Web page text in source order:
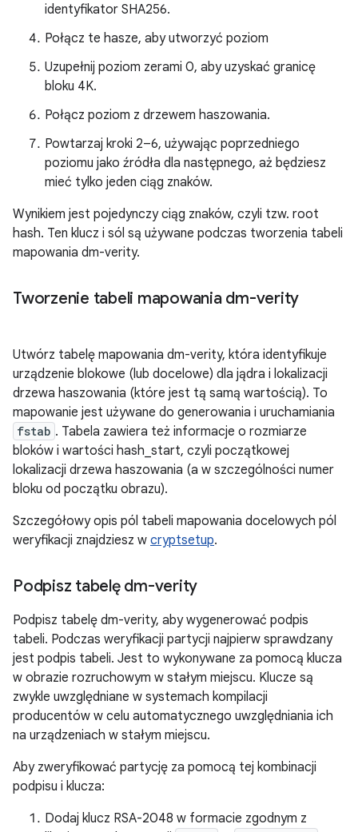
identyfikator SHA256.
Połącz te hasze, aby utworzyć poziom
Uzupełnij poziom zerami 0, aby uzyskać granicę
bloku 4K.
Połącz poziom z drzewem haszowania.
Powtarzaj kroki 2–6, używając poprzedniego
poziomu jako źródła dla następnego, aż będziesz
mieć tylko jeden ciąg znaków.
Wynikiem jest pojedynczy ciąg znaków, czyli tzw. root
hash. Ten klucz i sól są używane podczas tworzenia tabeli
mapowania dm-verity.
Tworzenie tabeli mapowania dm-verity
Utwórz tabelę mapowania dm-verity, która identyfikuje
urządzenie blokowe (lub docelowe) dla jądra i lokalizacji
drzewa haszowania (które jest tą samą wartością). To
mapowanie jest używane do generowania i uruchamiania
fstab . Tabela zawiera też informacje o rozmiarze
bloków i wartości hash_start, czyli początkowej
lokalizacji drzewa haszowania (a w szczególności numer
bloku od początku obrazu).
Szczegółowy opis pól tabeli mapowania docelowych pól
weryfikacji znajdziesz w cryptsetup.
Podpisz tabelę dm-verity
Podpisz tabelę dm-verity, aby wygenerować podpis
tabeli. Podczas weryfikacji partycji najpierw sprawdzany
jest podpis tabeli. Jest to wykonywane za pomocą klucza
w obrazie rozruchowym w stałym miejscu. Klucze są
zwykle uwzględniane w systemach kompilacji
producentów w celu automatycznego uwzględniania ich
na urządzeniach w stałym miejscu.
Aby zweryfikować partycję za pomocą tej kombinacji
podpisu i klucza:
Dodaj klucz RSA-2048 w formacie zgodnym z